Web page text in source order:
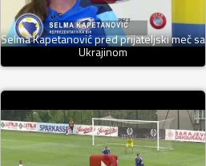
Selma Kapetanović pred prijateljski meč sa
Ukrajinom